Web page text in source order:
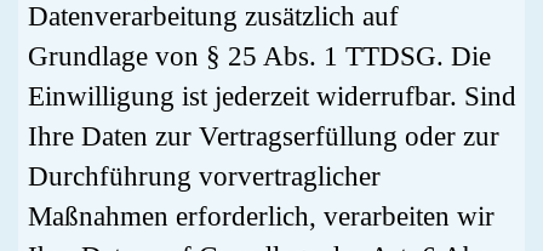
Datenverarbeitung zusätzlich auf
Grundlage von § 25 Abs. 1 TTDSG. Die
Einwilligung ist jederzeit widerrufbar. Sind
Ihre Daten zur Vertragserfüllung oder zur
Durchführung vorvertraglicher
Maßnahmen erforderlich, verarbeiten wir